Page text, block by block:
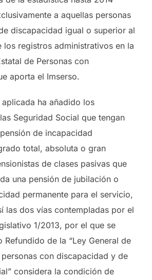
a aquellas personas
discapacidad igual o superior al
los registros administrativos en la
de Personas con
aporta el Imserso.
ha añadido los
Seguridad Social que tengan
de incapacidad
total, absoluta o gran
de clases pasivas que
una pensión de jubilación o
permanente para el servicio,
las dos vías contempladas por el
1/2013, por el que se
Refundido de la “Ley General de
con discapacidad y de
considera la condición de